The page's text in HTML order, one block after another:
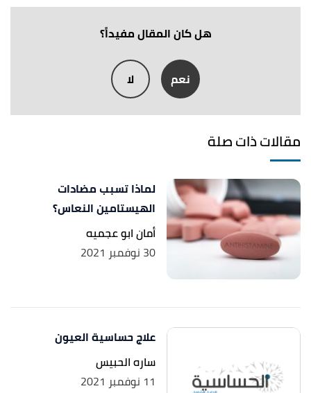
↑
"Lorinase-D 2.5/120mg 20 Tablets"
,nahdionline,
Retrieved 26/6/2023. Edited.
,tabletwise
26/6/2023. Edited.
↑
"Lorinase Tablet"
,www.nahdionline.com, Retrieved
هل كان المقال مفيداً؟
نعم لا
مقالات ذات صلة
لماذا تسبب مضادات
الهيستامين النعاس؟
أمان ابو عجميه
30 نوفمبر 2021
علاج حساسية العيون
ساره الحبيس
11 نوفمبر 2021